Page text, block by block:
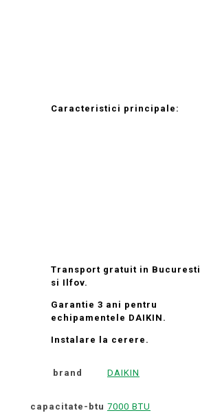
Caracteristici principale:
Transport gratuit in Bucuresti
si Ilfov.
Garantie 3 ani pentru
echipamentele DAIKIN.
Instalare la cerere.
brand DAIKIN
capacitate-btu 7000 BTU